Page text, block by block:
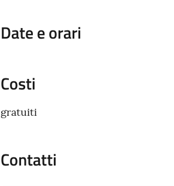
Date e orari
Costi
gratuiti
Contatti